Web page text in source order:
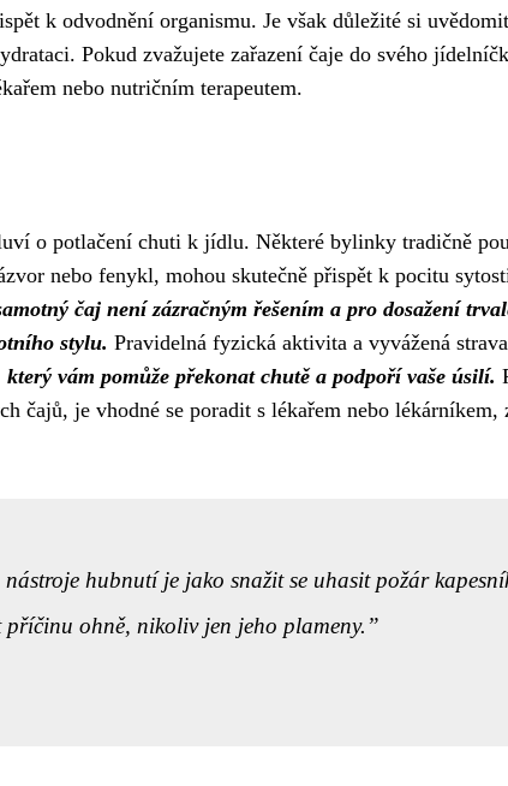
k odvodnění organismu. Je však důležité si
Pokud zvažujete zařazení čaje do svého
nebo nutričním terapeutem.
o potlačení chuti k jídlu. Některé bylinky tradičně
nebo fenykl, mohou skutečně přispět k pocitu
čaj není zázračným řešením a pro dosažení
stylu. Pravidelná fyzická aktivita a vyvážená
vám pomůže překonat chutě a podpoří vaše úsilí.
čajů, je vhodné se poradit s lékařem nebo lékárníkem,
hubnutí je jako snažit se uhasit požár
ohně, nikoliv jen jeho plameny.